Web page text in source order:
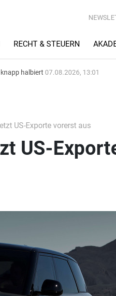
RECHT & STEUERN
halbiert 07.08.2026, 13:01
US-Exporte vorerst aus
US-